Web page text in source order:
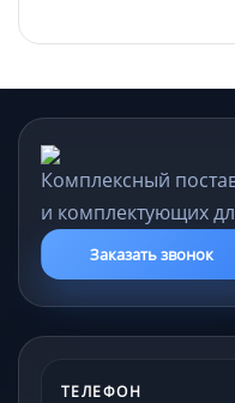
Комплексный
и комплектующих
Заказать звонок
ТЕЛЕФОН